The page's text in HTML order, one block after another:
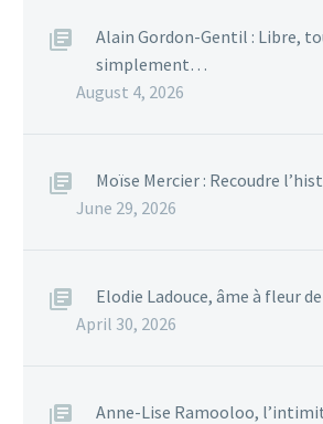
Alain Gordon-Gentil : Libre,
simplement…
August 4, 2026
Moïse Mercier : Recoudre
June 29, 2026
Elodie Ladouce, âme à fleur
April 30, 2026
Anne-Lise Ramooloo,